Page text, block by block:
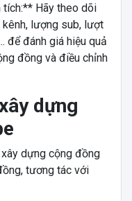
Hãy theo dõi
lượng sub, lượt
để đánh giá hiệu quả
đồng và điều chỉnh
dựng
dựng cộng đồng
tương tác với